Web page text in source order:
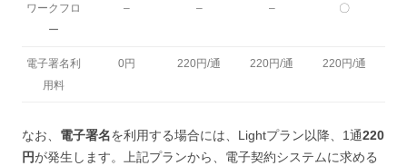
ワークフロ
ー
– – – 〇
電子署名利
用料
0円 220円/通 220円/通 220円/通
なお、 電子署名を利用する場合には、Lightプラン以降、1通220
円が発生します。上記プランから、電子契約システムに求める